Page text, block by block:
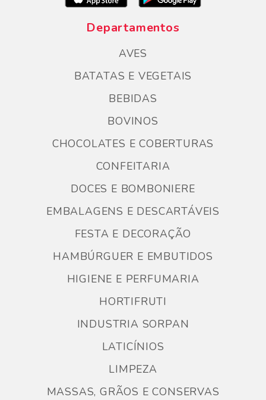
Departamentos
AVES
BATATAS E VEGETAIS
BEBIDAS
BOVINOS
CHOCOLATES E COBERTURAS
CONFEITARIA
DOCES E BOMBONIERE
EMBALAGENS E DESCARTÁVEIS
FESTA E DECORAÇÃO
HAMBÚRGUER E EMBUTIDOS
HIGIENE E PERFUMARIA
HORTIFRUTI
INDUSTRIA SORPAN
LATICÍNIOS
LIMPEZA
MASSAS, GRÃOS E CONSERVAS